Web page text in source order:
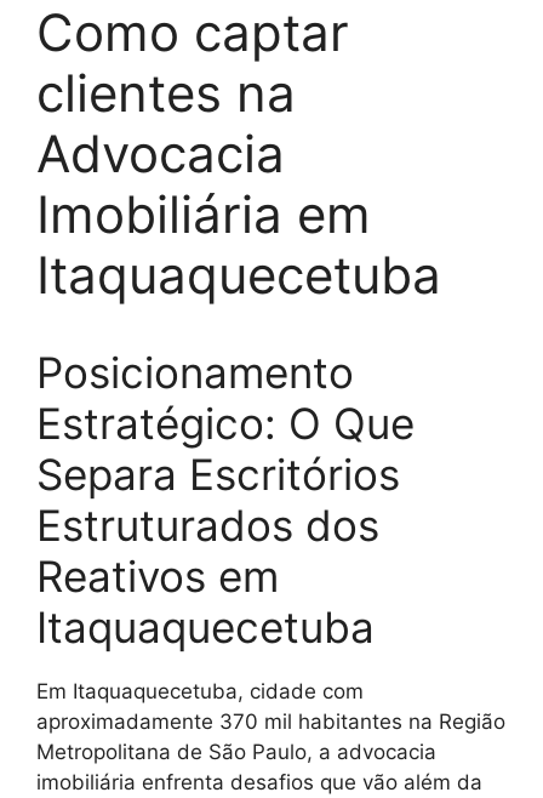
Como captar
clientes na
Advocacia
Imobiliária em
Itaquaquecetuba
Posicionamento
Estratégico: O Que
Separa Escritórios
Estruturados dos
Reativos em
Itaquaquecetuba
Em Itaquaquecetuba, cidade com
aproximadamente 370 mil habitantes na Região
Metropolitana de São Paulo, a advocacia
imobiliária enfrenta desafios que vão além da